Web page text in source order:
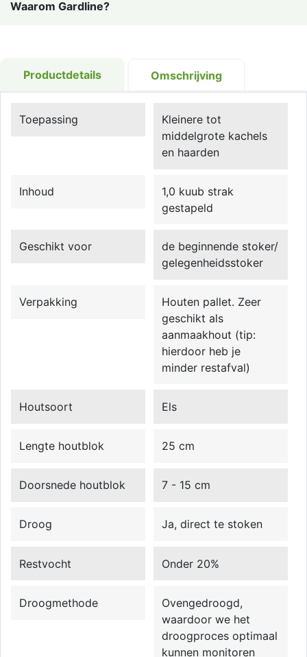
Waarom Gardline?
Productdetails Omschrijving
Toepassing
Kleinere tot
middelgrote kachels
en haarden
Inhoud
1,0 kuub strak
gestapeld
Geschikt voor
de beginnende stoker/
gelegenheidsstoker
Verpakking
Houten pallet. Zeer
geschikt als
aanmaakhout (tip:
hierdoor heb je
minder restafval)
Houtsoort Els
Lengte houtblok 25 cm
Doorsnede houtblok 7 - 15 cm
Droog Ja, direct te stoken
Restvocht Onder 20%
Droogmethode
Ovengedroogd,
waardoor we het
droogproces optimaal
kunnen monitoren